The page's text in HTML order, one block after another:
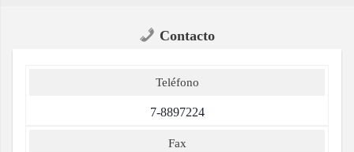
Contacto
Teléfono
7-8897224
Fax